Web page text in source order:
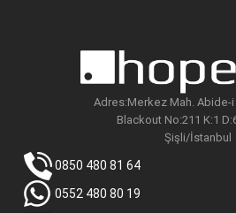
Adres:Merkez Mah. Abide-i
Blackout No:211 K:1
Şişli/İstanbul
0850 480 81 64
0552 480 80 19